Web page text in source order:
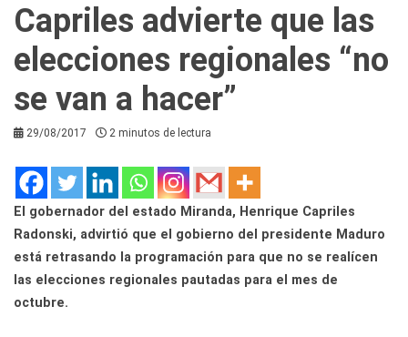
Capriles advierte que las
elecciones regionales “no
se van a hacer”
29/08/2017 2 minutos de lectura
El gobernador del estado Miranda, Henrique Capriles
Radonski, advirtió que el gobierno del presidente Maduro
está retrasando la programación para que no se realícen
las elecciones regionales pautadas para el mes de
octubre.